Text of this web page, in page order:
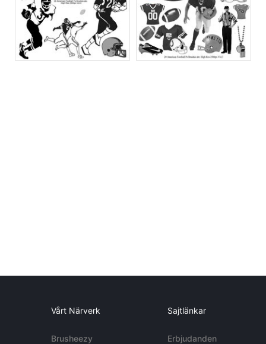
Vårt Närverk
Brusheezy
Sajtlänkar
Erbjudanden